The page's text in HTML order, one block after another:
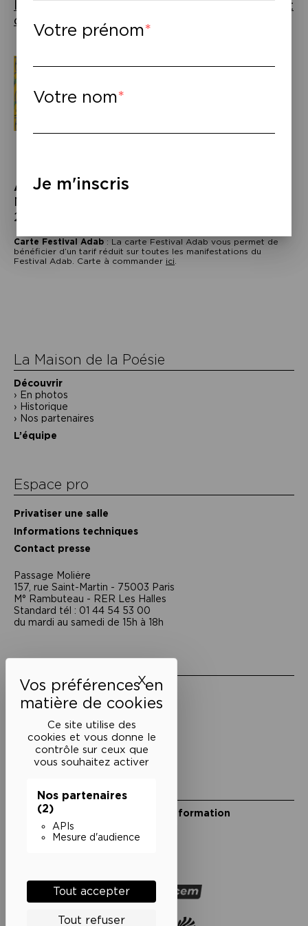
Ce site utilise des
cookies et vous donne le
contrôle sur ceux que
vous souhaitez activer
Nos partenaires
(2)
APIs
Mesure d'audience
Tout accepter
Tout refuser
XMasquer le bandeau des
littératures contemporaines du Maghreb et
du Moyen-Orient, organisé par l’iReMMO
À lire–
Négar Djavadi,
2023.
Carte Festival Adab : La carte Festival Adab vous permet de
bénéficier d’un tarif réduit sur toutes les manifestations du
Festival Adab. Carte à commander ici.
La Maison de la Poésie
Découvrir
En photos
Historique
Nos partenaires
L’équipe
Espace pro
Privatiser une salle
Informations techniques
Contact presse
Passage Moliėre
157, rue Saint-Martin - 75003 Paris
M° Rambuteau - RER Les Halles
Standard tél : 01 44 54 53 00
du mardi au samedi de 15h à 18h
Mentions légales
Politique de confidentialité
Conditions générales de vente
Cookies
Restons en lien
Inscrivez-vous à notre lettre d’information
Suivez-nous sur les réseaux
Votre prénom
Votre nom
Je m'inscris